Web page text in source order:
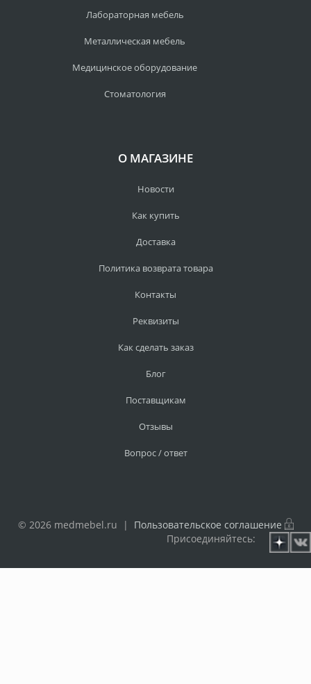
Лабораторная мебель
Металлическая мебель
Медицинское оборудование
Стоматология
О МАГАЗИНЕ
Новости
Как купить
Доставка
Политика возврата товара
Контакты
Реквизиты
Как сделать заказ
Блог
Поставщикам
Отзывы
Вопрос / ответ
© 2026 medmebel.ru | Пользовательское соглашение
Присоединяйтесь: